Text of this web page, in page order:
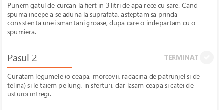
Punem gatul de curcan la fiert in 3 litri de apa rece cu sare. Cand
spuma incepe a se aduna la suprafata, asteptam sa prinda
consistenta unei smantani groase, dupa care o indepartam cu o
spumiera.
Pasul 2 TERMINAT
Curatam legumele (o ceapa, morcovii, radacina de patrunjel si de
telina) si le taiem pe lung, in sferturi, dar lasam ceapa si catei de
usturoi intregi.